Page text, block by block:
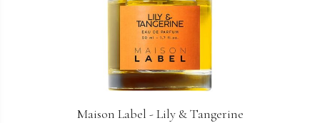
Maison Label - Lily & Tangerine